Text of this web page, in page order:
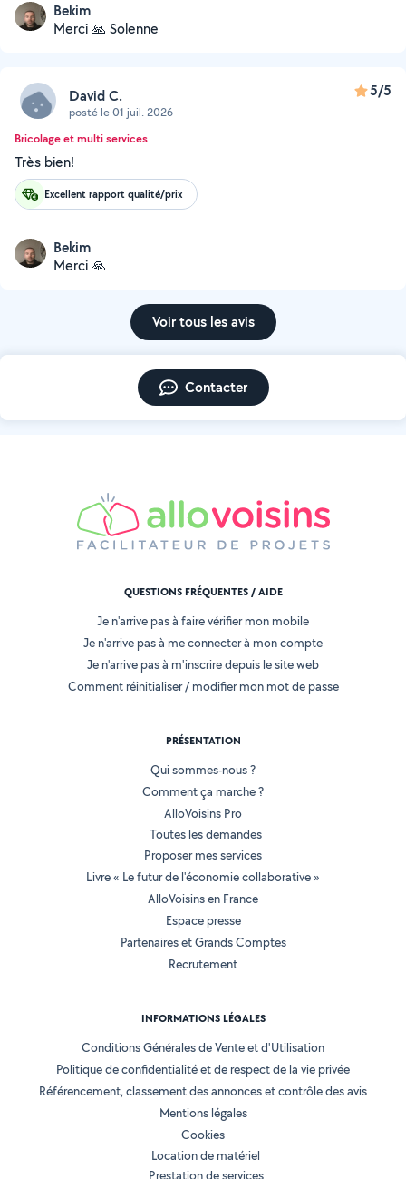
Bekim
Merci 🙏 Solenne
David C.
posté le 01 juil. 2026
5/5
Bricolage et multi services
Très bien!
Excellent rapport qualité/prix
Bekim
Merci 🙏
Voir tous les avis
Contacter
QUESTIONS FRÉQUENTES / AIDE
Je n'arrive pas à faire vérifier mon mobile
Je n'arrive pas à me connecter à mon compte
Je n'arrive pas à m'inscrire depuis le site web
Comment réinitialiser / modifier mon mot de passe
PRÉSENTATION
Qui sommes-nous ?
Comment ça marche ?
AlloVoisins Pro
Toutes les demandes
Proposer mes services
Livre « Le futur de l'économie collaborative »
AlloVoisins en France
Espace presse
Partenaires et Grands Comptes
Recrutement
INFORMATIONS LÉGALES
Conditions Générales de Vente et d'Utilisation
Politique de confidentialité et de respect de la vie privée
Référencement, classement des annonces et contrôle des avis
Mentions légales
Cookies
Location de matériel
Prestation de services